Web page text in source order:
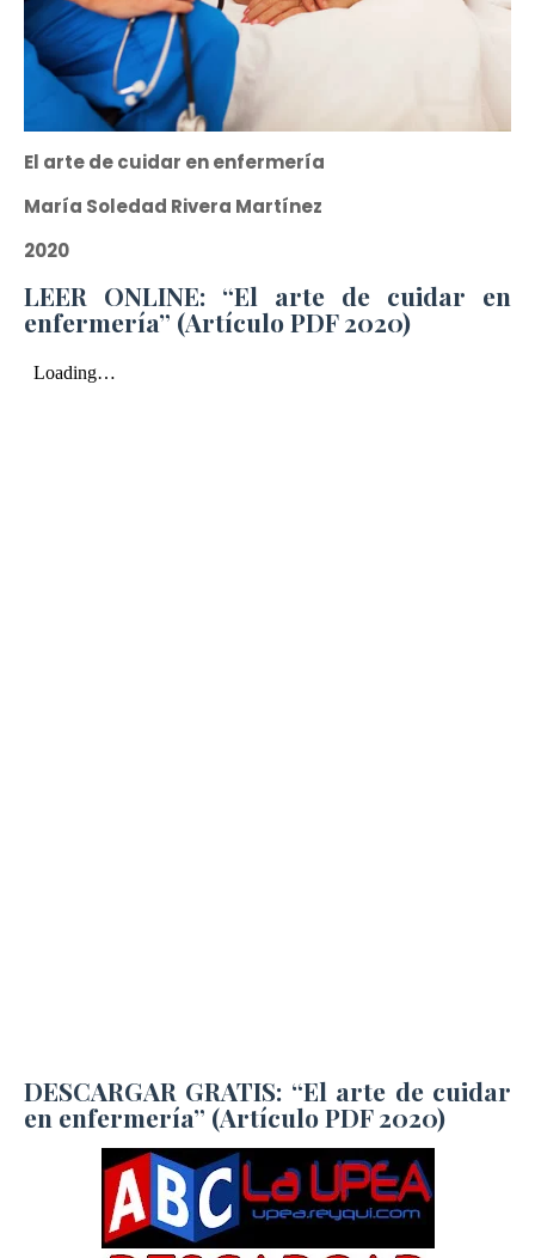
El arte de cuidar en enfermería
María Soledad Rivera Martínez
2020
LEER ONLINE: “El arte de cuidar en
enfermería” (Artículo PDF 2020)
DESCARGAR GRATIS: “El arte de cuidar
en enfermería” (Artículo PDF 2020)